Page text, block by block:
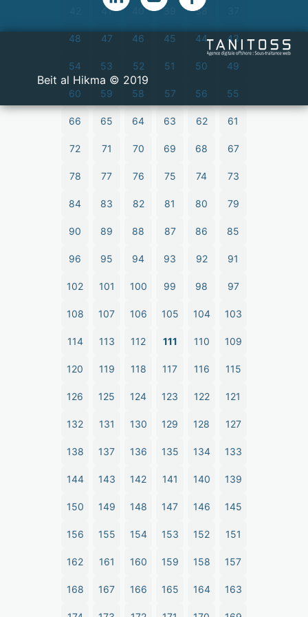
38
39
40
41
43
44
45
46
47
48
49
50
51
52
53
54
55
56
57
58
59
60
61
62
63
64
65
66
67
68
69
70
71
72
73
74
75
76
77
78
79
80
81
82
83
84
85
86
87
88
89
90
91
92
93
94
95
96
97
98
99
100
101
102
103
104
105
106
107
108
109
110
111
112
113
114
115
116
117
118
119
120
121
122
123
124
125
126
127
128
129
130
131
132
133
134
135
136
137
138
139
140
141
142
143
144
145
146
147
148
149
150
151
152
153
154
155
156
157
158
159
160
161
162
163
164
165
166
167
168
2019 © Beit al Hikma